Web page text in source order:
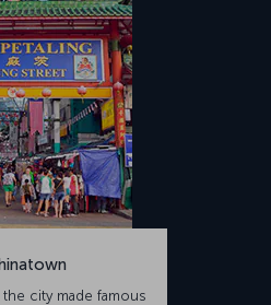
city made famous